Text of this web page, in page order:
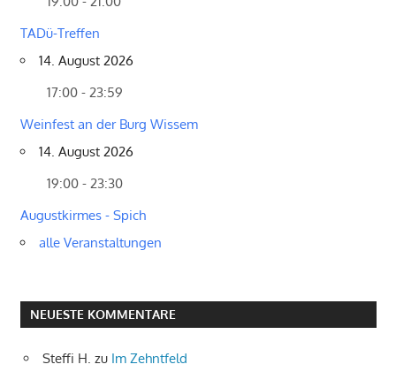
TADü-Treffen
14. August 2026
17:00 - 23:59
Weinfest an der Burg Wissem
14. August 2026
19:00 - 23:30
Augustkirmes - Spich
alle Veranstaltungen
NEUESTE KOMMENTARE
Steffi H. zu Im Zehntfeld